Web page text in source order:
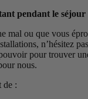
pendant le séjour
mal ou que vous
n’hésitez
pour trouver
nous.
de :